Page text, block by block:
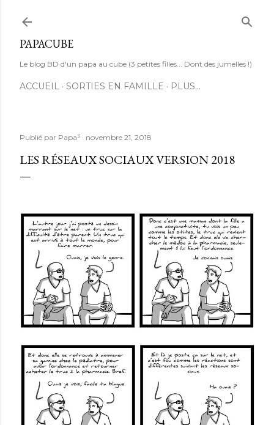
PAPACUBE
Le blog BD d'un papa au cube (3 petites filles... Dont des jumelles !)
ACCUEIL SORTIES EN FAMILLE PLUS…
Publié par Papa³ novembre 21, 2018
LES RÉSEAUX SOCIAUX VERSION 2018